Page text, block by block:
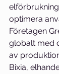
optimera
Företagen
globalt med
av
Bixia,